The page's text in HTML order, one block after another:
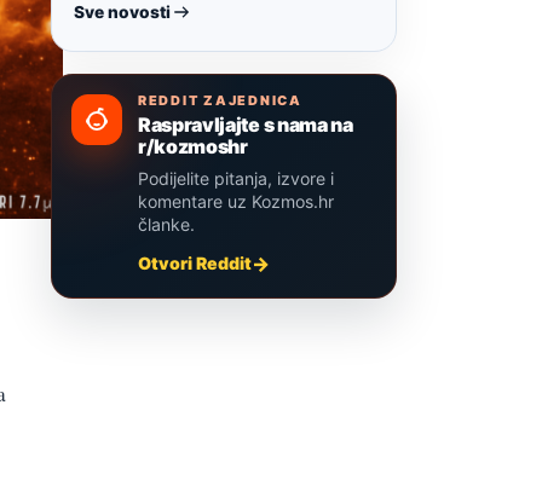
Sve novosti
REDDIT ZAJEDNICA
Raspravljajte s nama na
r/kozmoshr
Podijelite pitanja, izvore i
komentare uz Kozmos.hr
članke.
Otvori Reddit